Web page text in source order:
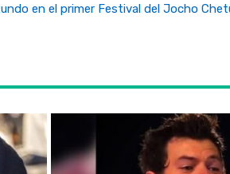
en el primer Festival del Jocho